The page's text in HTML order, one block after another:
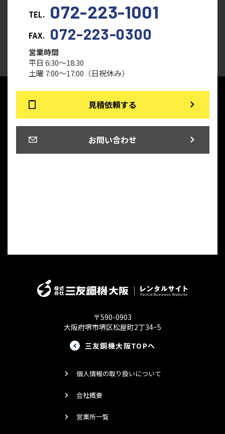
TEL. 072-223-1001
FAX. 072-223-0300
営業時間
平日 6:30～18:30
土曜 7:00～17:00（日祝休み）
見積依頼する
お問い合わせ
〒590-0903
大阪府堺市堺区松屋町2丁34−5
三友鋼機大阪TOPへ
個人情報の取り扱いについて
会社概要
営業所一覧